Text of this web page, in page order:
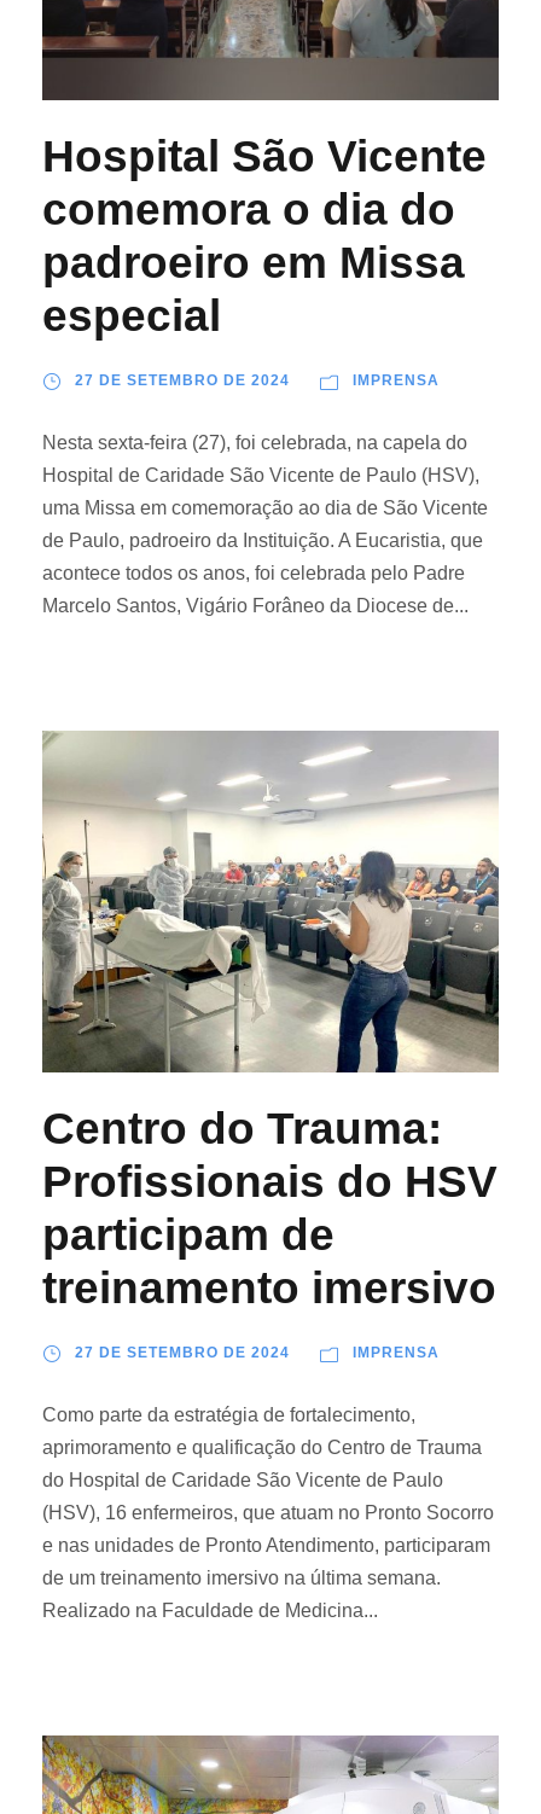
Hospital São Vicente
comemora o dia do
padroeiro em Missa
especial
27 DE SETEMBRO DE 2024 IMPRENSA
Nesta sexta-feira (27), foi celebrada, na capela do
Hospital de Caridade São Vicente de Paulo (HSV),
uma Missa em comemoração ao dia de São Vicente
de Paulo, padroeiro da Instituição. A Eucaristia, que
acontece todos os anos, foi celebrada pelo Padre
Marcelo Santos, Vigário Forâneo da Diocese de...
Centro do Trauma:
Profissionais do HSV
participam de
treinamento imersivo
27 DE SETEMBRO DE 2024 IMPRENSA
Como parte da estratégia de fortalecimento,
aprimoramento e qualificação do Centro de Trauma
do Hospital de Caridade São Vicente de Paulo
(HSV), 16 enfermeiros, que atuam no Pronto Socorro
e nas unidades de Pronto Atendimento, participaram
de um treinamento imersivo na última semana.
Realizado na Faculdade de Medicina...